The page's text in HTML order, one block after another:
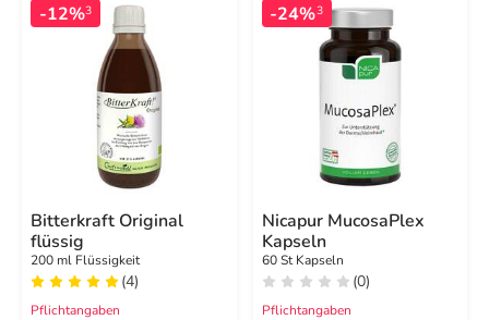
-12%3
Bitterkraft Original
flüssig
200 ml Flüssigkeit
(4)
Pflichtangaben
-24%3
Nicapur MucosaPlex
Kapseln
60 St Kapseln
(0)
Pflichtangaben